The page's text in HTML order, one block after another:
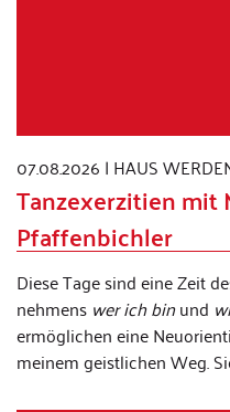
07.08.2026 | HAUS
Tanzexerzitien mit
Pfaffenbichler
Diese Tage sind eine Zeit
nehmens wer ich binund
ermöglichen eine
meinem geistlichen Weg.